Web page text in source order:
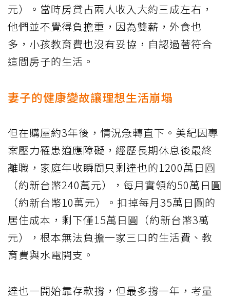
元）。當時房貸占兩人收入大約三成左右，
他們並不覺得負擔重，因為雙薪，外食也
多，小孩教育費也沒有妥協，自認過著符合
這間房子的生活。
妻子的健康變故讓理想生活崩塌
但在購屋約3年後，情況急轉直下。美紀因專
案壓力罹患適應障礙，經歷長期休息後最終
離職，家庭年收瞬間只剩達也的1200萬日圓
（約新台幣240萬元），每月實領約50萬日圓
（約新台幣10萬元）。扣掉每月35萬日圓的
居住成本，剩下僅15萬日圓（約新台幣3萬
元），根本無法負擔一家三口的生活費、教
育費與水電開支。
達也一開始靠存款撐，但最多撐一年，考量